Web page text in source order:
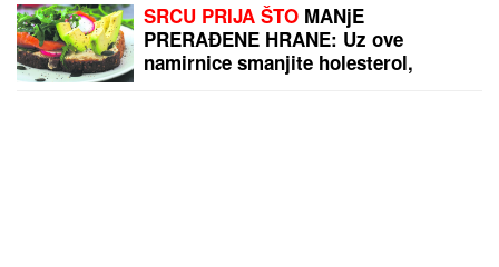
SRCU PRIJA ŠTO MANjE
PRERAĐENE HRANE: Uz ove
namirnice smanjite holesterol,